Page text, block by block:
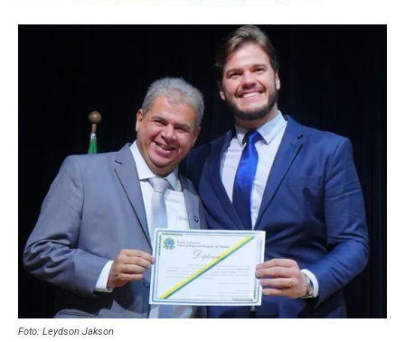
Foto: Leydson Jakson